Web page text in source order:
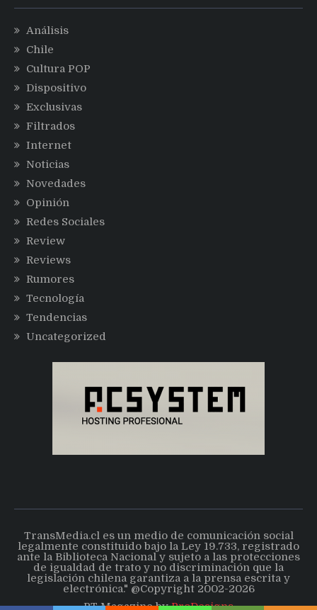
Análisis
Chile
Cultura POP
Dispositivo
Exclusivas
Filtrados
Internet
Noticias
Novedades
Opinión
Redes Sociales
Review
Reviews
Rumores
Tecnología
Tendencias
Uncategorized
TransMedia.cl es un medio de comunicación social
legalmente constituido bajo la Ley 19.733, registrado
ante la Biblioteca Nacional y sujeto a las protecciones
de igualdad de trato y no discriminación que la
legislación chilena garantiza a la prensa escrita y
electrónica." @Copyright 2002-2026
PT Magazine byProDesigns